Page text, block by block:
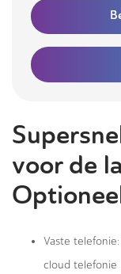
voor de
Vaste
cloud telefonie